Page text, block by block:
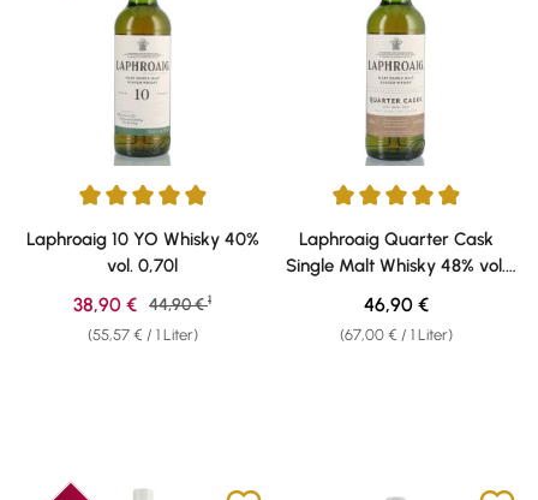
Durchschnittliche Bewertung von 4.91 von 5 Sternen
Laphroaig 10 YO Whisky 40%
vol. 0,70l
(55,57 € / 1 Liter)
Verkaufspreis:
38,90 € Regulärer Preis:
44,90 € 1
Durchschnittliche Bewertung
Laphroaig Quarter Cask
Single Malt Whisky 48% vol.
0,70l
(67,00 € / 1 Liter)
Regulärer Preis:
46,90 €